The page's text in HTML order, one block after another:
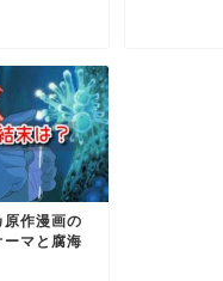
原作漫画の
マと腐海